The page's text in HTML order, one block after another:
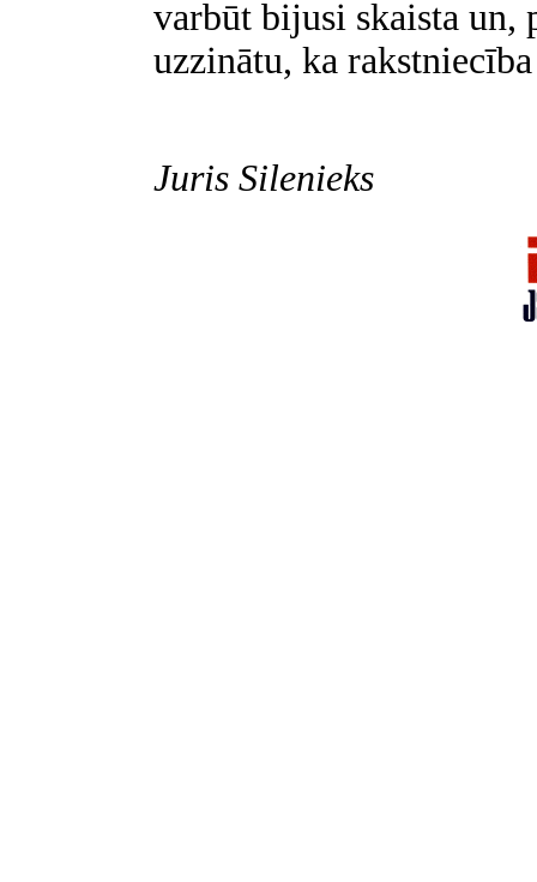
varbūt bijusi skaista un,
uzzinātu, ka
Juris Silenieks